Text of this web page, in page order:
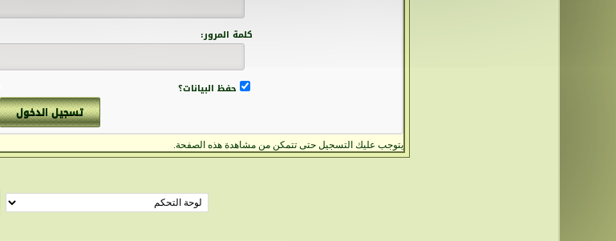
كلمة المرور:
حفظ البيانات؟
يتوجب عليك التسجيل حتى تتمكن من مشاهدة هذه الصفحة.